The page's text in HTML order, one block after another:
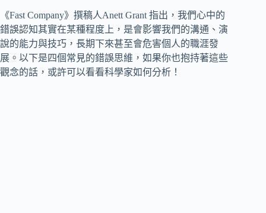
《Fast Company》撰稿人Anett Grant 指出，我們心中的
錯誤認知其實在某種程度上，是會影響我們的溝通、演
說的能力與技巧，長期下來甚至會危害個人的職涯發
展。以下是四個常見的錯誤思維，如果你也抱持著這些
觀念的話，或許可以看看科學家如何分析！